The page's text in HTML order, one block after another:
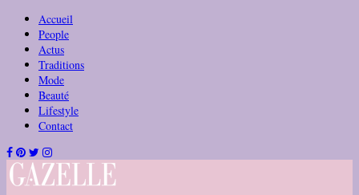
Accueil
People
Actus
Traditions
Mode
Beauté
Lifestyle
Contact